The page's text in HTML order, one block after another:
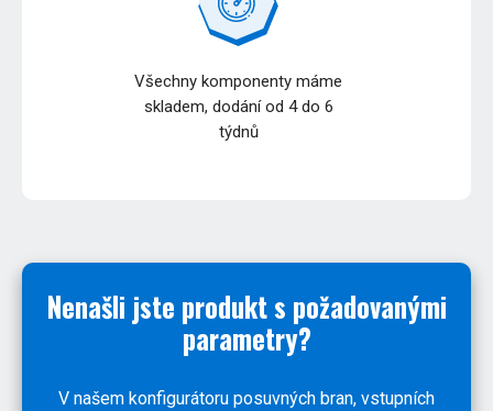
Všechny komponenty máme
skladem, dodání od 4 do 6
týdnů
Nenašli jste produkt s požadovanými
parametry?
V našem konfigurátoru posuvných bran, vstupních